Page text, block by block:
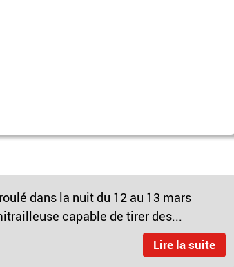
dans la nuit du 12 au 13 mars
capable de tirer des...
Lire la suite